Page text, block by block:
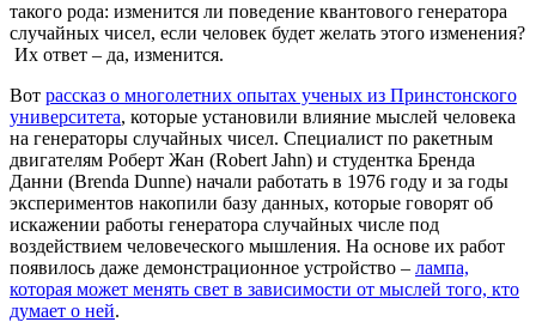
такого рода: изменится ли поведение квантового генератора
случайных чисел, если человек будет желать этого изменения?
Их ответ – да, изменится.
Вот рассказ о многолетних опытах ученых из Принстонского
университета, которые установили влияние мыслей человека
на генераторы случайных чисел. Специалист по ракетным
двигателям Роберт Жан (Robert Jahn) и студентка Бренда
Данни (Brenda Dunne) начали работать в 1976 году и за годы
экспериментов накопили базу данных, которые говорят об
искажении работы генератора случайных числе под
воздействием человеческого мышления. На основе их работ
появилось даже демонстрационное устройство – лампа,
которая может менять свет в зависимости от мыслей того, кто
думает о ней.